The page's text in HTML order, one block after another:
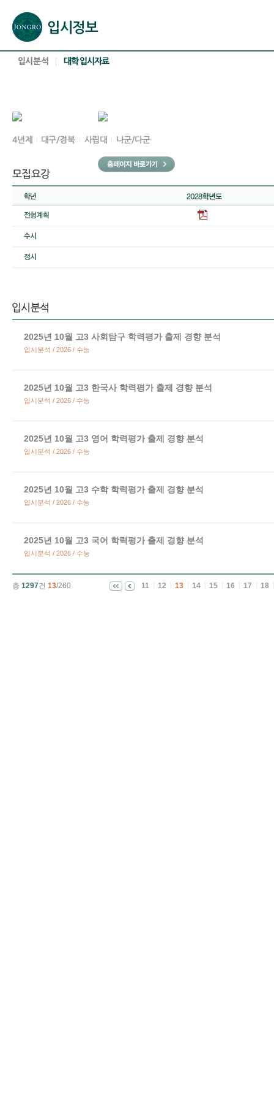
2025년 10월 고3 사회탐구 학력평가 출제 경향 분석
입시분석 / 2026 / 수능
2025년 10월 고3 한국사 학력평가 출제 경향 분석
입시분석 / 2026 / 수능
2025년 10월 고3 영어 학력평가 출제 경향 분석
입시분석 / 2026 / 수능
2025년 10월 고3 수학 학력평가 출제 경향 분석
입시분석 / 2026 / 수능
2025년 10월 고3 국어 학력평가 출제 경향 분석
입시분석 / 2026 / 수능
총 1297건 13/260 11 12 13 14 15 16 17 18